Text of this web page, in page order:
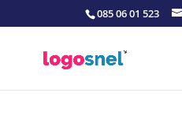
085 06 01 523